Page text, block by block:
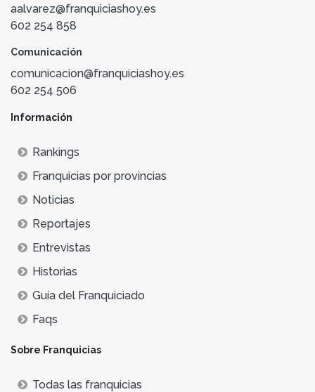
aalvarez@franquiciashoy.es
602 254 858
Comunicación
comunicacion@franquiciashoy.es
602 254 506
Información
Rankings
Franquicias por provincias
Noticias
Reportajes
Entrevistas
Historias
Guía del Franquiciado
Faqs
Sobre Franquicias
Todas las franquicias